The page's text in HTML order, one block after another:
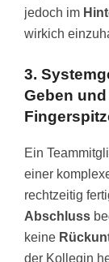
jedoch im
wirkich
3.
Geben
Ein
einer
rechtzeitig
Abschluss
keine
der Kollegin